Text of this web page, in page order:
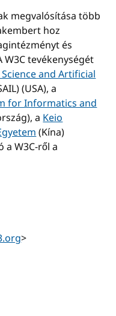
megvalósítása több
hoz
és
tevékenységét
and Artificial
(USA), a
for Informatics and
aKeio
(Kína)
W3C-ről a
>